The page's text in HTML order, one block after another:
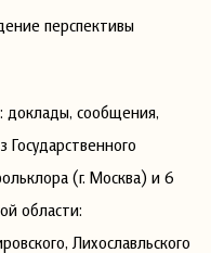
перспективы
сообщения,
(г. Москва) и 6
области:
Лихославльского